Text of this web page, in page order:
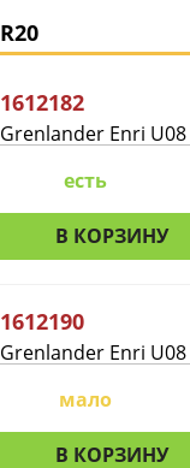
R20
1612182
Grenlander Enri U08
есть
В КОРЗИНУ
1612190
Grenlander Enri U08
мало
В КОРЗИНУ